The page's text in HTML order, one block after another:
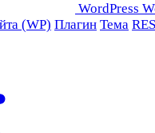
WordPress
(WP) Плагин Тема